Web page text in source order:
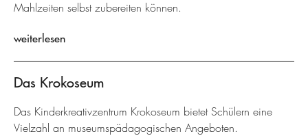
Mahlzeiten selbst zubereiten können.
weiterlesen
Das Krokoseum
Das Kinderkreativzentrum Krokoseum bietet Schülern eine
Vielzahl an museumspädagogischen Angeboten.